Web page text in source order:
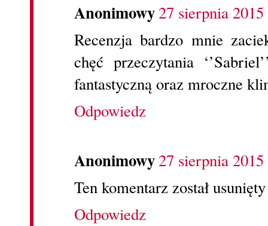
Anonimowy27 sierpnia
Recenzja bardzo mnie
chęć przeczytania
fantastyczną oraz mroczne
Odpowiedz
Anonimowy27 sierpnia
Ten komentarz został
Odpowiedz